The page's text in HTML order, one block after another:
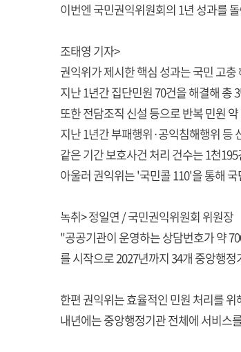
이번엔 국민권익위원회의 1년 성과를
조태영 기자>
권익위가 제시한 핵심 성과는 국민 고충
지난 1년간 집단민원 70건을 해결해 총
또한 전담조직 신설 등으로 반복 민원
지난 1년간 부패행위·공익침해행위 등
같은 기간 보호사건 처리 건수는 1천
아울러 권익위는 '국민콜 110'을 통해
녹취> 정일연 / 국민권익위원회 위원장
"공공기관이 운영하는 상담번호가 약
를 시작으로 2027년까지 34개 중앙행
한편 권익위는 효율적인 민원 처리를
내년에는 중앙행정기관 전체에 서비스